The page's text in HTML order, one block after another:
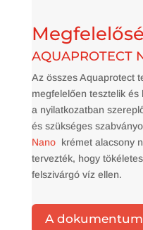
AQUAPROTECT
Az összes Aquaprotect
megfelelően tesztelik
a nyilatkozatban
és szükséges
Nanokrémet alacsony
tervezték, hogy
felszivárgó víz ellen.
A